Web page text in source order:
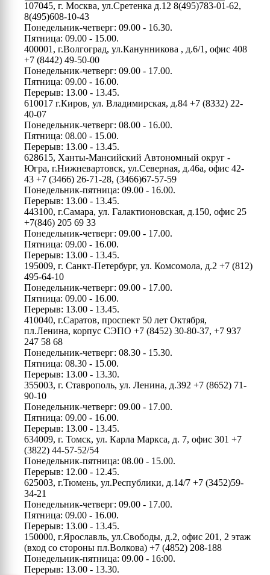
107045, г. Москва, ул.Сретенка д.12 8(495)783-01-62,
8(495)608-10-43
Понедельник-четверг: 09.00 - 16.30.
Пятница: 09.00 - 15.00.
400001, г.Волгоград, ул.Канунникова , д.6/1, офис 408
+7 (8442) 49-50-00
Понедельник-четверг: 09.00 - 17.00.
Пятница: 09.00 - 16.00.
Перерыв: 13.00 - 13.45.
610017 г.Киров, ул. Владимирская, д.84 +7 (8332) 22-
40-07
Понедельник-четверг: 08.00 - 16.00.
Пятница: 08.00 - 15.00.
Перерыв: 13.00 - 13.45.
628615, Ханты-Мансийский Автономный округ -
Югра, г.Нижневартовск, ул.Северная, д.46а, офис 42-
43 +7 (3466) 26-71-28, (3466)67-57-59
Понедельник-пятница: 09.00 - 16.00.
Перерыв: 13.00 - 13.45.
443100, г.Самара, ул. Галактионовская, д.150, офис 25
+7(846) 205 69 33
Понедельник-четверг: 09.00 - 17.00.
Пятница: 09.00 - 16.00.
Перерыв: 13.00 - 13.45.
195009, г. Санкт-Петербург, ул. Комсомола, д.2 +7 (812)
495-64-10
Понедельник-четверг: 09.00 - 17.00.
Пятница: 09.00 - 16.00.
Перерыв: 13.00 - 13.45.
410040, г.Саратов, проспект 50 лет Октября,
пл.Ленина, корпус СЭПО +7 (8452) 30-80-37, +7 937
247 58 68
Понедельник-четверг: 08.30 - 15.30.
Пятница: 08.30 - 15.00.
Перерыв: 13.00 - 13.30.
355003, г. Ставрополь, ул. Ленина, д.392 +7 (8652) 71-
90-10
Понедельник-четверг: 09.00 - 17.00.
Пятница: 09.00 - 16.00.
Перерыв: 13.00 - 13.45.
634009, г. Томск, ул. Карла Маркса, д. 7, офис 301 +7
(3822) 44-57-52/54
Понедельник-пятница: 08.00 - 15.00.
Перерыв: 12.00 - 12.45.
625003, г.Тюмень, ул.Республики, д.14/7 +7 (3452)59-
34-21
Понедельник-четверг: 09.00 - 17.00.
Пятница: 09.00 - 16.00.
Перерыв: 13.00 - 13.45.
150000, г.Ярославль, ул.Свободы, д.2, офис 201, 2 этаж
(вход со стороны пл.Волкова) +7 (4852) 208-188
Понедельник-пятница: 09.00 - 16:00.
Перерыв: 13.00 - 13.30.